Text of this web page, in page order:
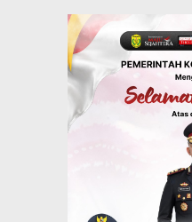
Kalsel
Operasi
Berakhir,
Amankan
Hingga
Pemkab